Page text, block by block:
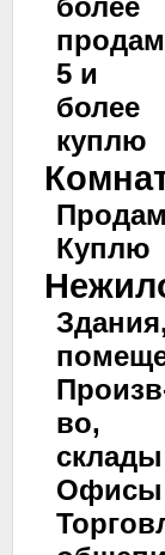
более
продам
5 и
более
куплю
Продам
Куплю
Здания,
во,
склады
Офисы